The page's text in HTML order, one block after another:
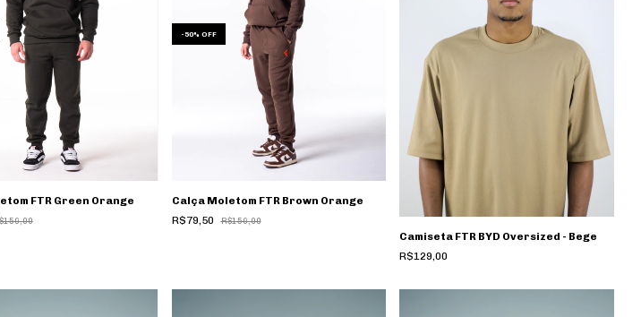
FTR Green Orange
- 50% OFF
Calça Moletom FTR Brown Orange
R$79,50
R$159,00
Camiseta FTR BYD Oversized - Bege
R$129,00